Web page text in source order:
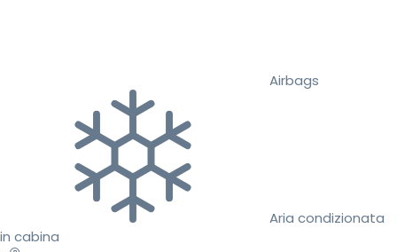
Airbags
Aria condizionata
in cabina